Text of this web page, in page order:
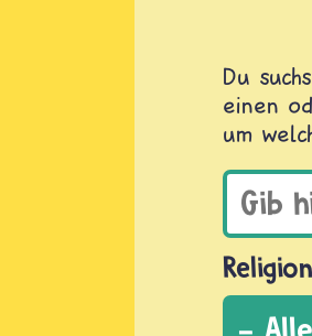
Du
einen
um
Religion